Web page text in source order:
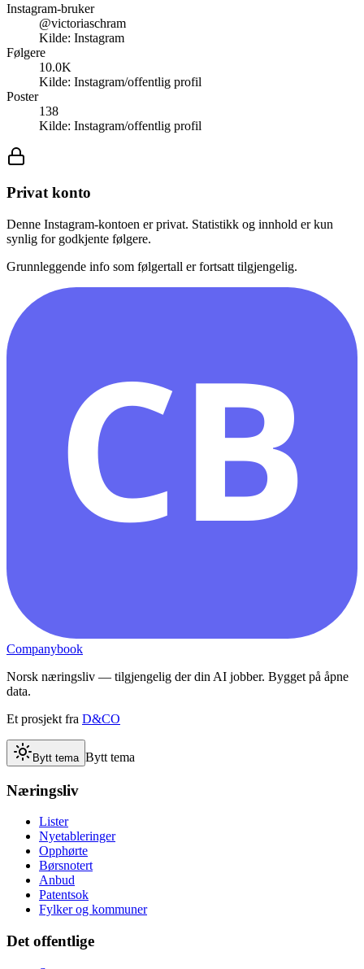
Instagram-bruker
@victoriaschram
Kilde: Instagram
Følgere
10.0K
Kilde: Instagram/offentlig profil
Poster
138
Kilde: Instagram/offentlig profil
Privat konto
Denne Instagram-kontoen er privat. Statistikk og innhold er kun
synlig for godkjente følgere.
Grunnleggende info som følgertall er fortsatt tilgjengelig.
CB
Companybook
Norsk næringsliv — tilgjengelig der din AI jobber. Bygget på åpne
data.
Et prosjekt fra D&CO
Bytt tema Bytt tema
Næringsliv
Lister
Nyetableringer
Opphørte
Børsnotert
Anbud
Patentsok
Fylker og kommuner
Det offentlige